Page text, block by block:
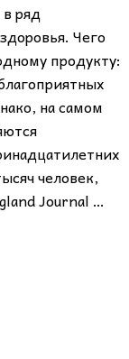
ряд
Чего
продукту:
на самом
человек,
Journal …